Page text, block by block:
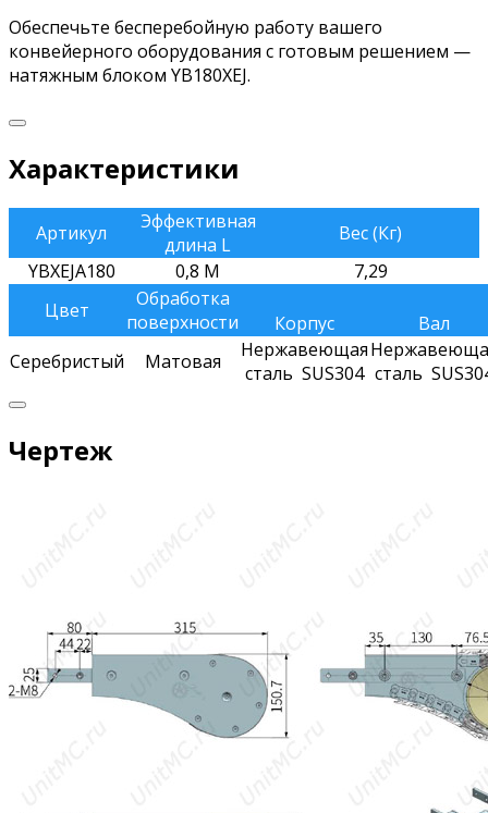
Обеспечьте бесперебойную работу вашего
конвейерного оборудования с готовым решением —
натяжным блоком YB180XEJ.
Характеристики
Артикул
Эффективная
длина L
Вес (Кг)
YBXEJA180
0,8 M
7,29
Цвет
Обработка
поверхности
Корпус
Вал
Серебристый
Матовая
Нержавеющая
сталь SUS304 сталь
Чертеж